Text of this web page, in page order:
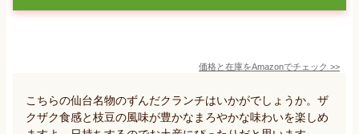
価格と在庫をAmazonでチェック >>
こちらの仙台名物のずんだクランチはいかがでしょうか。ザ
クザク食感と枝豆の風味が豊かなまろやかな味わいを楽しめ